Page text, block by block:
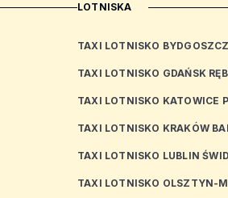
LOTNISKA
TAXI LOTNISKO
TAXI LOTNISKO GDAŃSK
TAXI LOTNISKO KATOWICE
TAXI LOTNISKO KRAKÓW
TAXI LOTNISKO LUBLIN
TAXI LOTNISKO OLSZTYN-